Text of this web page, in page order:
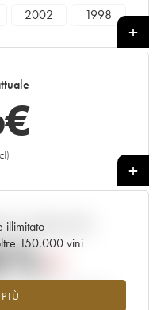
2002
1998
€
+
illimitato
150.000 vini
in tempo reale
2009 nel 2026